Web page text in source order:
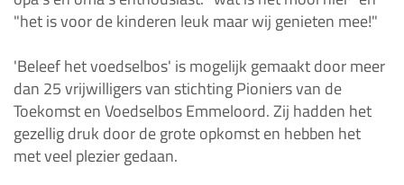
"het is voor de kinderen leuk maar wij genieten mee!"
'Beleef het voedselbos' is mogelijk gemaakt door meer
dan 25 vrijwilligers van stichting Pioniers van de
Toekomst en Voedselbos Emmeloord. Zij hadden het
gezellig druk door de grote opkomst en hebben het
met veel plezier gedaan.